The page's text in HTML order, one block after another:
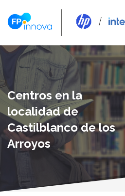
Centros en la
localidad de
Castilblanco de los
Arroyos